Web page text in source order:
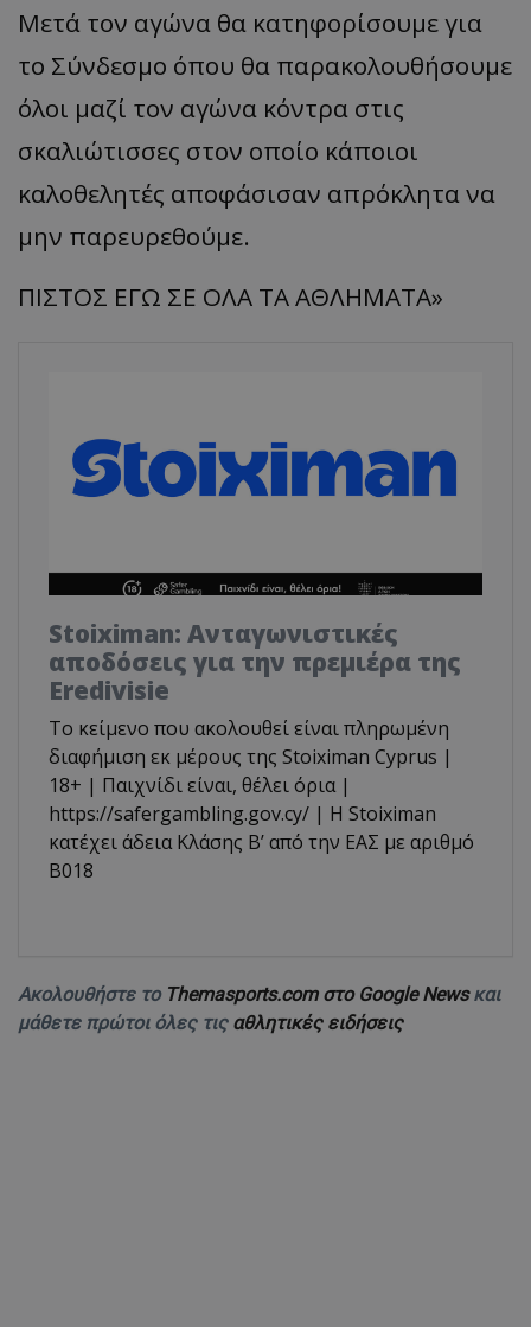
Μετά τον αγώνα θα κατηφορίσουμε για
το Σύνδεσμο όπου θα παρακολουθήσουμε
όλοι μαζί τον αγώνα κόντρα στις
σκαλιώτισσες στον οποίο κάποιοι
καλοθελητές αποφάσισαν απρόκλητα να
μην παρευρεθούμε.
ΠΙΣΤΟΣ ΕΓΩ ΣΕ ΟΛΑ ΤΑ ΑΘΛΗΜΑΤΑ»
Stoiximan: Ανταγωνιστικές
αποδόσεις για την πρεμιέρα της
Eredivisie
Το κείμενο που ακολουθεί είναι πληρωμένη
διαφήμιση εκ μέρους της Stoiximan Cyprus |
18+ | Παιχνίδι είναι, θέλει όρια |
https://safergambling.gov.cy/ | Η Stoiximan
κατέχει άδεια Κλάσης Β’ από την ΕΑΣ με αριθμό
B018
Ακολουθήστε το Themasports.com στο Google Newsκαι
μάθετε πρώτοι όλες τις αθλητικές ειδήσεις